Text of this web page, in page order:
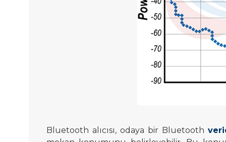
Bluetooth alıcısı, odaya bir Bluetooth